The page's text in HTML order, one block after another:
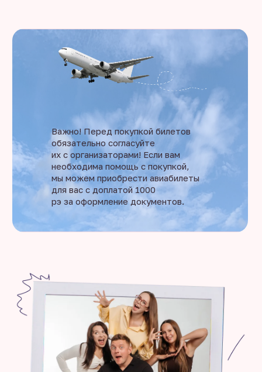
Важно! Перед покупкой билетов
обязательно согласуйте
их с организаторами! Если вам
необходима помощь с покупкой,
мы можем приобрести авиабилеты
для вас с доплатой 1000
рэ за оформление документов.